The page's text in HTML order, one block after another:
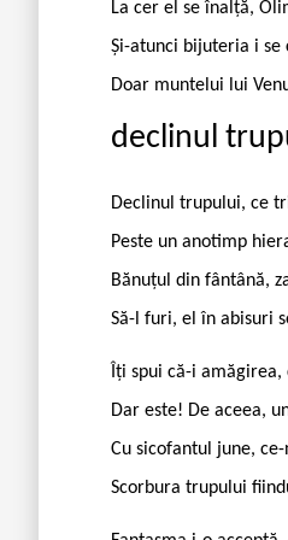
La cer el se înalță,
Și-atunci bijuteria i se
Doar muntelui lui
declinul
Declinul trupului, ce
Peste un anotimp
Bănuțul din fântână,
Să-l furi, el în abisuri
Îți spui că-i
Dar este! De aceea,
Cu sicofantul june,
Scorbura trupului